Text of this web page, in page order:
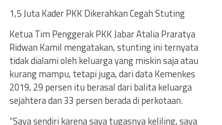
1,5 Juta Kader PKK Dikerahkan Cegah Stuting
Ketua Tim Penggerak PKK Jabar Atalia Praratya
Ridwan Kamil mengatakan, stunting ini ternyata
tidak dialami oleh keluarga yang miskin saja atau
kurang mampu, tetapi juga, dari data Kemenkes
2019, 29 persen itu berasal dari balita keluarga
sejahtera dan 33 persen berada di perkotaan.
“Saya sendiri karena saya tugasnya keliling, saya